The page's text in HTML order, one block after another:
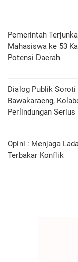
Pemerintah
Mahasiswa ke 53
Potensi Daerah
Dialog Publik Soroti
Bawakaraeng,
Perlindungan Serius
Opini : Menjaga
Terbakar Konflik